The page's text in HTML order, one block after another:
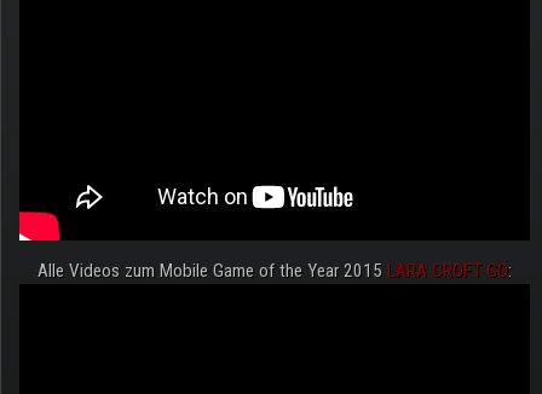
Alle Videos zum Mobile Game of the Year 2015 LARA CROFT GO: